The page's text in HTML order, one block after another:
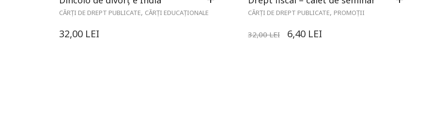
CĂRȚI DE DREPT PUBLICATE, CĂRȚI EDUCAȚIONALE
32,00 LEI
CĂRȚI DE DREPT PUBLICATE, PROMOȚII
32,00LEI 6,40 LEI